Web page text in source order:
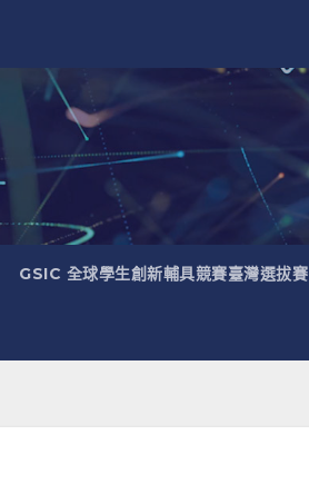
GSIC 全球學生創新輔具競賽臺灣選拔賽